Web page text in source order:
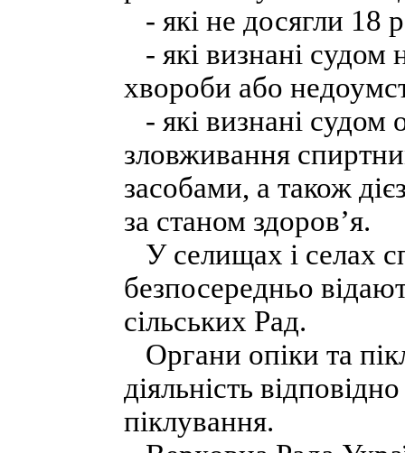
- які не досягли 18
- які визнані судом
хвороби або
- які визнані судом
зловживання
засобами, а також
за станом здоров’я.
У селищах і селах
безпосередньо
сільських Рад.
Органи опіки та
діяльність
піклування.